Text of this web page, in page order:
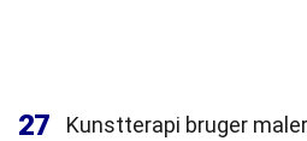
27
Kunstterapi bruger